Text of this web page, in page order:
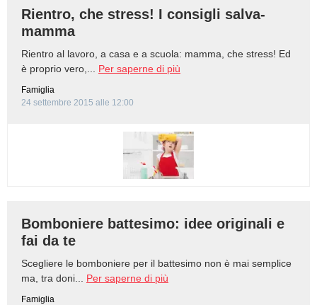
Rientro, che stress! I consigli salva-
mamma
Rientro al lavoro, a casa e a scuola: mamma, che stress! Ed
è proprio vero,... Per saperne di più
Famiglia
24 settembre 2015 alle 12:00
Bomboniere battesimo: idee originali e
fai da te
Scegliere le bomboniere per il battesimo non è mai semplice
ma, tra doni... Per saperne di più
Famiglia